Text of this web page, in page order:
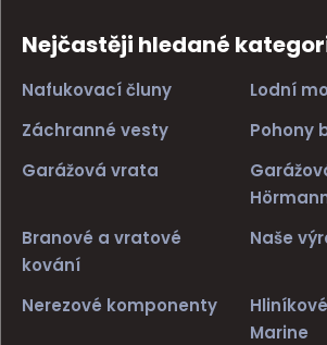
Nejčastěji hledané
Nafukovací čluny
Lodní
Záchranné vesty
Pohony
Garážová vrata
Branové a vratové
kování
Naše
Nerezové komponenty
Marine